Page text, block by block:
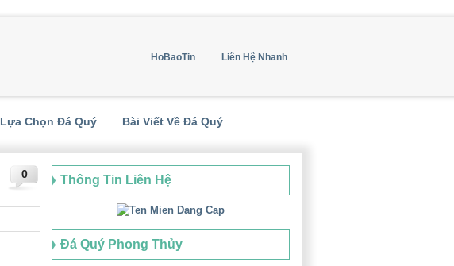
HoBaoTin Liên Hệ Nhanh
Lựa Chọn Đá Quý Bài Viết Về Đá Quý
0 Thông Tin Liên Hệ
Đá Quý Phong Thủy